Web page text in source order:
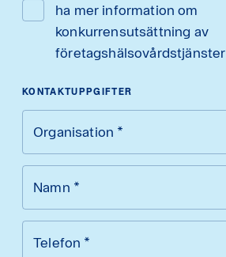
ha mer information om
konkurrensutsättning av
företagshälsovårdstjänster
KONTAKTUPPGIFTER
Organisation *
Namn *
Telefon *